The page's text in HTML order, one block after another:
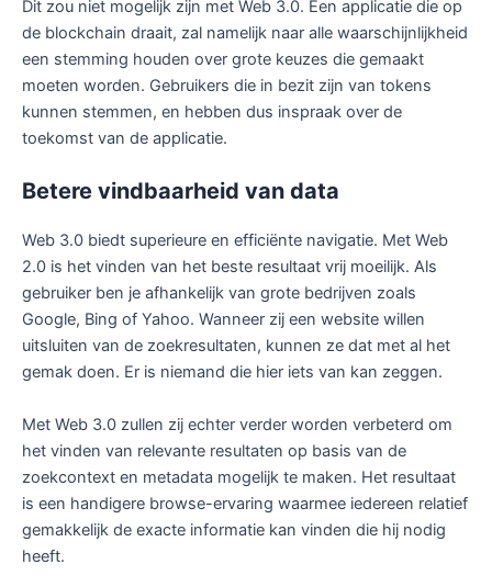
Dit zou niet mogelijk zijn met Web 3.0. Een applicatie die op
de blockchain draait, zal namelijk naar alle waarschijnlijkheid
een stemming houden over grote keuzes die gemaakt
moeten worden. Gebruikers die in bezit zijn van tokens
kunnen stemmen, en hebben dus inspraak over de
toekomst van de applicatie.
Betere vindbaarheid van data
Web 3.0 biedt superieure en efficiënte navigatie. Met Web
2.0 is het vinden van het beste resultaat vrij moeilijk. Als
gebruiker ben je afhankelijk van grote bedrijven zoals
Google, Bing of Yahoo. Wanneer zij een website willen
uitsluiten van de zoekresultaten, kunnen ze dat met al het
gemak doen. Er is niemand die hier iets van kan zeggen.
Met Web 3.0 zullen zij echter verder worden verbeterd om
het vinden van relevante resultaten op basis van de
zoekcontext en metadata mogelijk te maken. Het resultaat
is een handigere browse-ervaring waarmee iedereen relatief
gemakkelijk de exacte informatie kan vinden die hij nodig
heeft.